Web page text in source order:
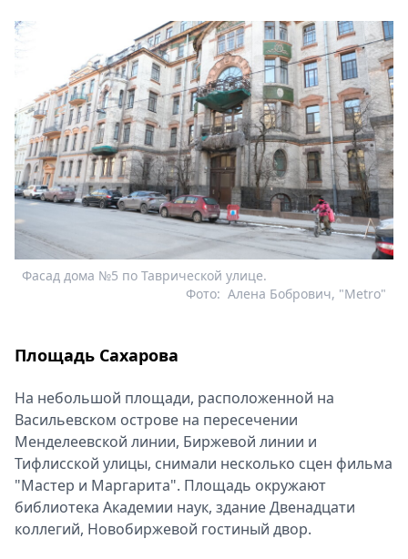
Фасад дома №5 по Таврической улице.
Алена Бобрович, "Metro"
Фото:
Площадь Сахарова
На небольшой площади, расположенной на
Васильевском острове на пересечении
Менделеевской линии, Биржевой линии и
Тифлисской улицы, снимали несколько сцен фильма
"Мастер и Маргарита". Площадь окружают
библиотека Академии наук, здание Двенадцати
коллегий, Новобиржевой гостиный двор.